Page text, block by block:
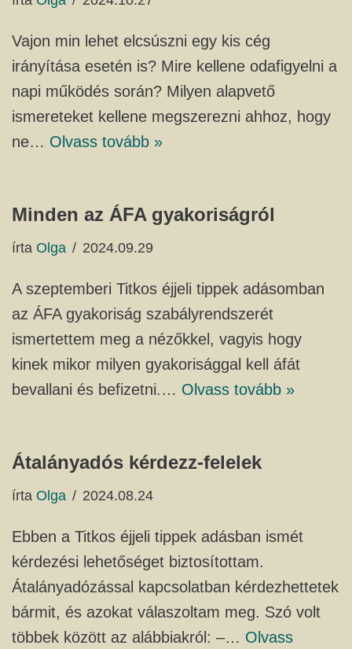
Vajon min lehet elcsúszni egy kis cég
irányítása esetén is? Mire kellene odafigyelni a
napi működés során? Milyen alapvető
ismereteket kellene megszerezni ahhoz, hogy
ne… Olvass tovább »
Minden az ÁFA gyakoriságról
írta Olga 2024.09.29
A szeptemberi Titkos éjjeli tippek adásomban
az ÁFA gyakoriság szabályrendszerét
ismertettem meg a nézőkkel, vagyis hogy
kinek mikor milyen gyakorisággal kell áfát
bevallani és befizetni.… Olvass tovább »
Átalányadós kérdezz-felelek
írta Olga 2024.08.24
Ebben a Titkos éjjeli tippek adásban ismét
kérdezési lehetőséget biztosítottam.
Átalányadózással kapcsolatban kérdezhettetek
bármit, és azokat válaszoltam meg. Szó volt
többek között az alábbiakról: –… Olvass